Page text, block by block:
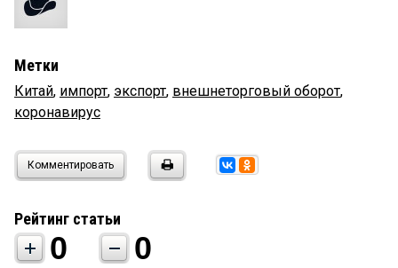
Метки
Китай, импорт, экспорт, внешнеторговый оборот,
коронавирус
Комментировать
Рейтинг статьи
0 0